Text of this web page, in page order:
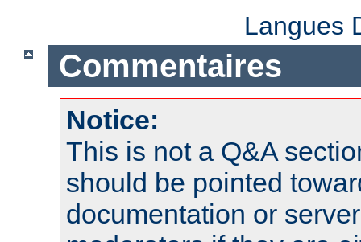
Langues
Commentaires
Notice:
This is not a Q&A
should be pointed
documentation or